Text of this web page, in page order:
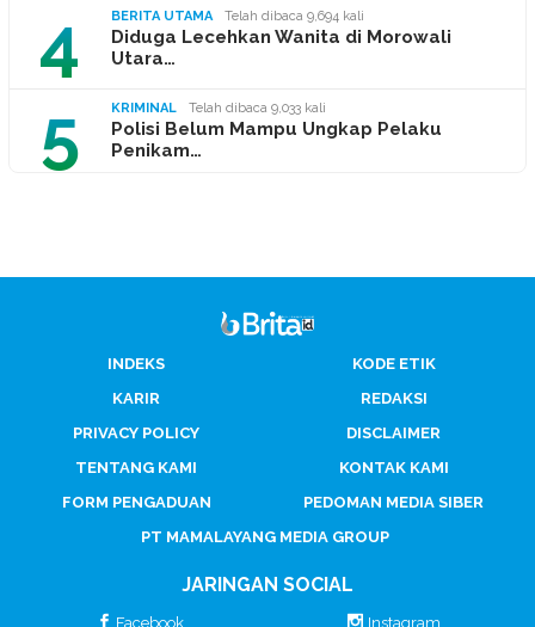
4 BERITA UTAMA Telah dibaca 9,694 kali
Diduga Lecehkan Wanita di Morowali
Utara…
5 KRIMINAL Telah dibaca 9,033 kali
Polisi Belum Mampu Ungkap Pelaku
Penikam…
INDEKS
KODE ETIK
KARIR
REDAKSI
PRIVACY POLICY
DISCLAIMER
TENTANG KAMI
KONTAK KAMI
FORM PENGADUAN
PEDOMAN MEDIA SIBER
PT MAMALAYANG MEDIA GROUP
JARINGAN SOCIAL
Facebook Instagram